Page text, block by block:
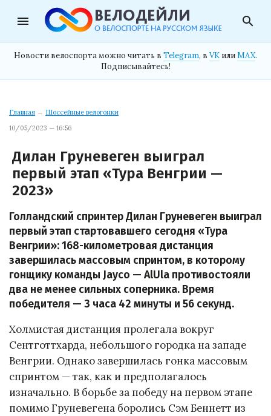
menu search
Новости велоспорта можно читать в Telegram, в VK илиMAX.
Подписывайтесь!
Главная → Шоссейные велогонки
10/05/2023 — 16:56
Дилан Груневеген выиграл
первый этап «Тура Венгрии —
2023»
Голландский спринтер Дилан Груневеген выиграл
первый этап стартовавшего сегодня «Тура
Венгрии»: 168-километровая дистанция
завершилась массовым спринтом, в которому
гонщику команды Jayco — AlUla противостояли
два не менее сильных соперника. Время
победителя — 3 часа 42 минуты и 56 секунд.
Холмистая дистанция пролегала вокруг
Сентготтхарда, небольшого городка на западе
Венгрии. Однако завершилась гонка массовым
спринтом — так, как и предполагалось
изначально. В борьбе за победу на первом этапе
помимо Груневегена боролись Сэм Беннетт из